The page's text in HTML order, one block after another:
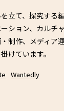
立て、探究する
ション、カルチ
制作、メディア
けています。
Wantedly